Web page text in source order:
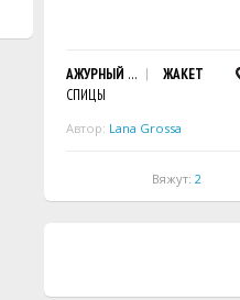
АЖУРНЫЙ ЖАКЕТЖАКЕТ
СПИЦЫ
Автор: Lana Grossa
Вяжут: 2